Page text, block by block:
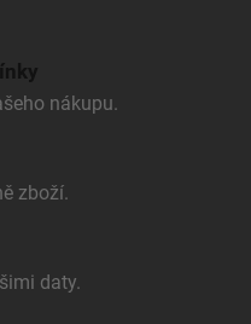
nákupu.
zboží.
daty.